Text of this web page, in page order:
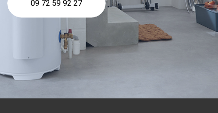
09 72 59 92 27